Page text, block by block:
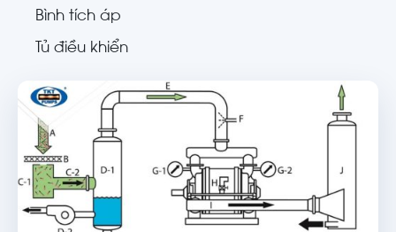
Bình tích áp
Tủ điều khiển